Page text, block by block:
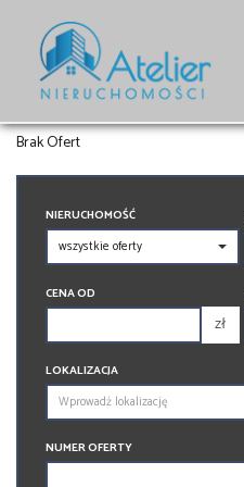
HALE NA SPRZEDAŻ
Brak Ofert
NIERUCHOMOŚĆ
CENA OD
zł
200 000 zł
250 000 zł
300 000 zł
LOKALIZACJA
NUMER OFERTY